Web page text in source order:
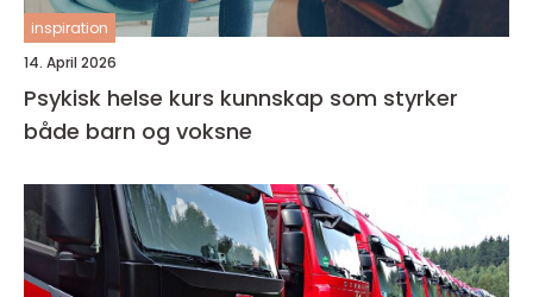
inspiration
14. April 2026
Psykisk helse kurs kunnskap som styrker
både barn og voksne